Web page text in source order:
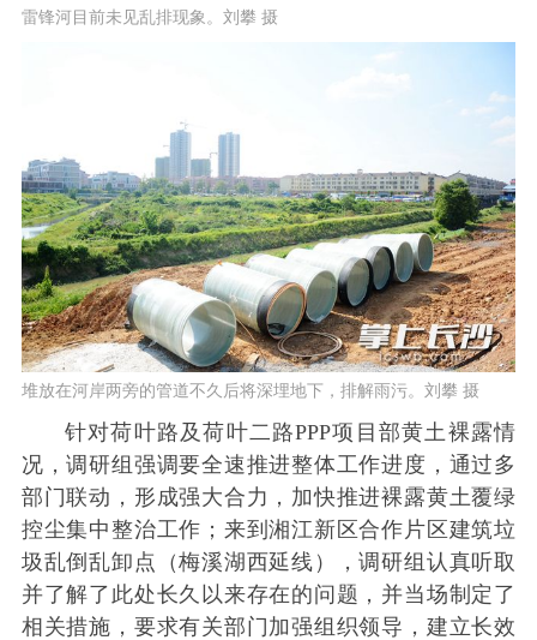
雷锋河目前未见乱排现象。刘攀 摄
堆放在河岸两旁的管道不久后将深埋地下，排解雨污。刘攀 摄
针对荷叶路及荷叶二路PPP项目部黄土裸露情
况，调研组强调要全速推进整体工作进度，通过多
部门联动，形成强大合力，加快推进裸露黄土覆绿
控尘集中整治工作；来到湘江新区合作片区建筑垃
圾乱倒乱卸点（梅溪湖西延线），调研组认真听取
并了解了此处长久以来存在的问题，并当场制定了
相关措施，要求有关部门加强组织领导，建立长效